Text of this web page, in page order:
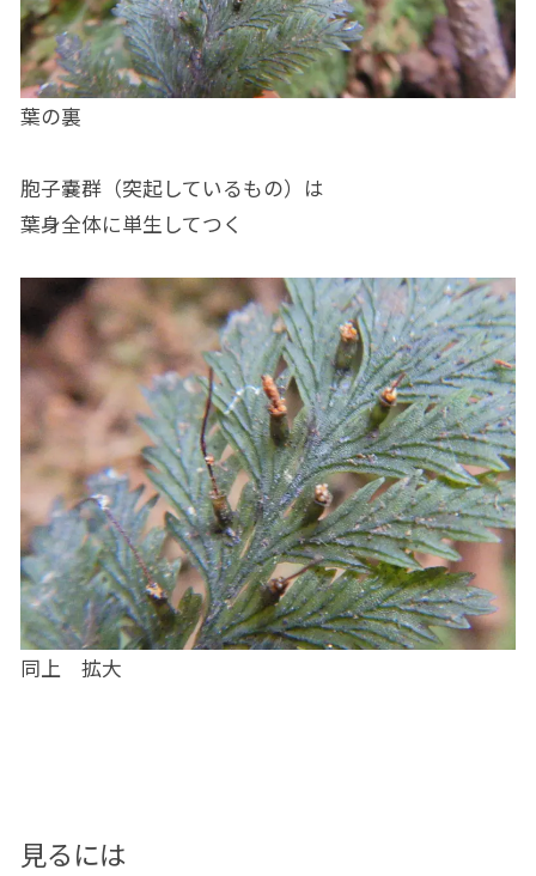
葉の裏
胞子嚢群（突起しているもの）は
葉身全体に単生してつく
同上 拡大
見るには